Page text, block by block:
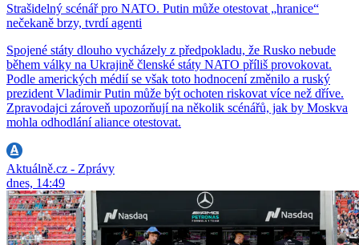
Strašidelný scénář pro NATO. Putin může otestovat „hranice“
nečekaně brzy, tvrdí agenti
Spojené státy dlouho vycházely z předpokladu, že Rusko nebude
během války na Ukrajině členské státy NATO příliš provokovat.
Podle amerických médií se však toto hodnocení změnilo a ruský
prezident Vladimir Putin může být ochoten riskovat více než dříve.
Zpravodajci zároveň upozorňují na několik scénářů, jak by Moskva
mohla odhodlání aliance otestovat.
Aktuálně.cz - Zprávy
dnes, 14:49